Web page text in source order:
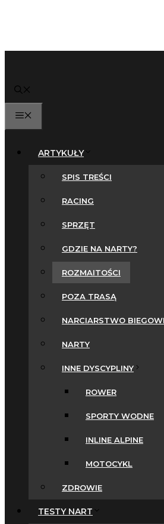
ARTYKUŁY
SPIS TREŚCI
RACING
SPRZĘT
GDZIE NA NARTY?
ROZMAITOŚCI
POZA TRASĄ
NARCIARSTWO
NARTY
INNE DYSCYPLINY
ROWER
SPORTY WODNE
INLINE ALPINE
MOTOCYKL
ZDROWIE
TESTY NART